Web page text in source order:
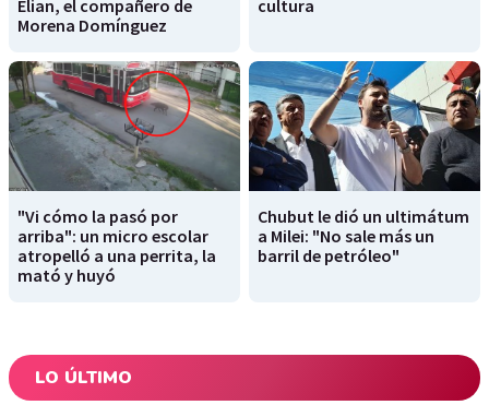
Elian, el compañero de
Morena Domínguez
cultura
"Vi cómo la pasó por
arriba": un micro escolar
atropelló a una perrita, la
mató y huyó
Chubut le dió un ultimátum
a Milei: "No sale más un
barril de petróleo"
LO ÚLTIMO